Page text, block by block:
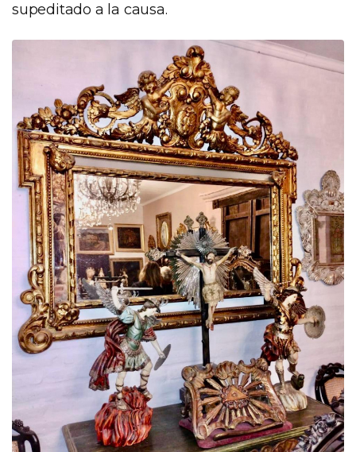
supeditado a la causa.